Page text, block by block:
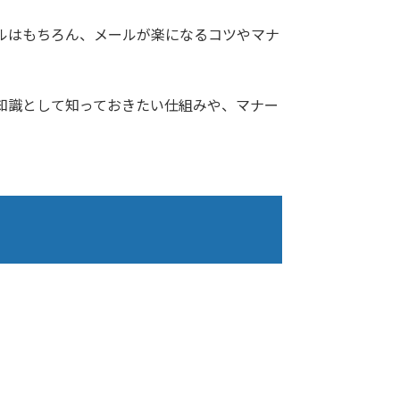
もちろん、メールが楽になるコツやマナ
として知っておきたい仕組みや、マナー